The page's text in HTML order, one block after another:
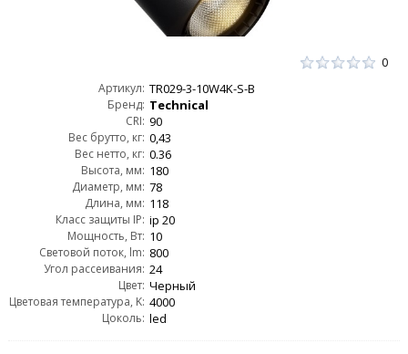
0
Артикул: TR029-3-10W4K-S-B
Бренд: Technical
CRI: 90
Вес брутто, кг: 0,43
Вес нетто, кг: 0.36
Высота, мм: 180
Диаметр, мм: 78
Длина, мм: 118
Класс защиты IP: ip 20
Мощность, Вт: 10
Световой поток, lm: 800
Угол рассеивания: 24
Цвет: Черный
Цветовая температура, K: 4000
Цоколь: led